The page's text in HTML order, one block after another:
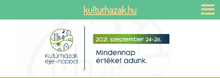
kulturhazak.hu